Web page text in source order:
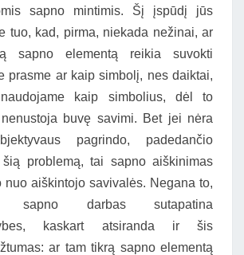
sapno mintimis. Šį įspūdį jūs
tuo, kad, pirma, niekada nežinai, ar
sapno elementą reikia suvokti
prasme ar kaip simbolį, nes daiktai,
kaip simbolius, dėl to
buvę savimi. Bet jei nėra
pagrindo, padedančio
šią problemą, tai sapno aiškinimas
nuo aiškintojo savivalės. Negana to,
sapno darbas sutapatina
kaskart atsiranda ir šis
ar tam tikrą sapno elementą